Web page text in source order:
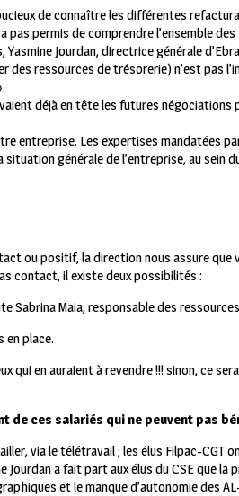
de connaître les différentes
permis de comprendre l’ensemble des
Jourdan, directrice générale
des ressources de trésorerie) n’est pas
déjà en tête les futures négociations
entreprise. Les expertises mandatées
générale de l’entreprise, au sein
ou positif, la direction nous assure que
contact, il existe deux possibilités :
Sabrina Maia, responsable des
en place.
qui en auraient à revendre !!! sinon, ce
de ces salariés qui ne peuvent pas
via le télétravail ; les élus Filpac-CGT
a fait part aux élus du CSE que la
et le manque d’autonomie des